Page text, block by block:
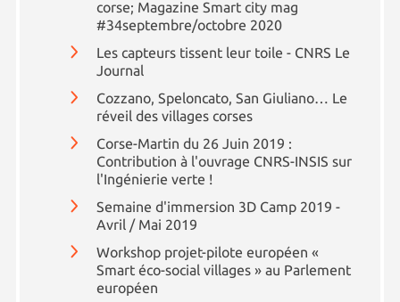
corse; Magazine Smart city mag
#34septembre/octobre 2020
Les capteurs tissent leur toile - CNRS Le
Journal
Cozzano, Speloncato, San Giuliano… Le
réveil des villages corses
Corse-Martin du 26 Juin 2019 :
Contribution à l'ouvrage CNRS-INSIS sur
l'Ingénierie verte !
Semaine d'immersion 3D Camp 2019 -
Avril / Mai 2019
Workshop projet-pilote européen «
Smart éco-social villages » au Parlement
européen